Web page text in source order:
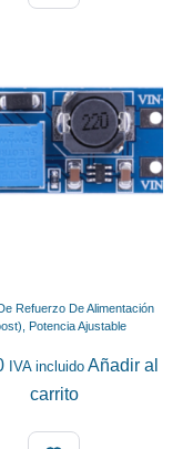
Refuerzo De Alimentación
Potencia Ajustable
IVA incluido Añadir al
carrito